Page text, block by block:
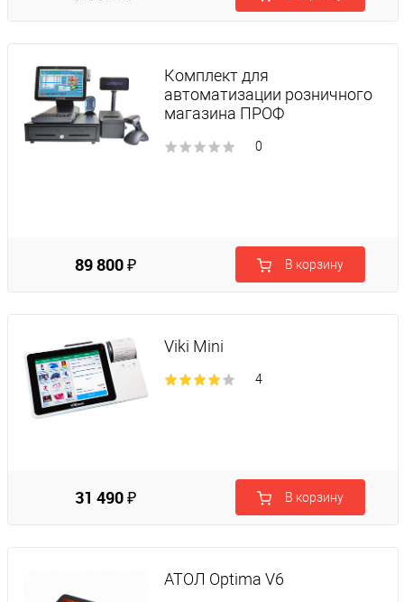
Комплект для
автоматизации розничного
магазина ПРОФ
0
89 800 ₽ В корзину
Viki Mini
4
31 490 ₽ В корзину
АТОЛ Optima V6